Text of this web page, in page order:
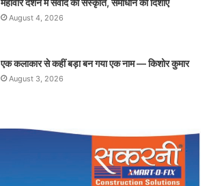
महावीर दर्शन में संवाद की संस्कृति, समाधान की दिशाएं
August 4, 2026
एक कलाकार से कहीं बड़ा बन गया एक नाम — किशोर कुमार
August 3, 2026